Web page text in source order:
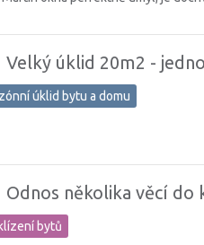
Velký úklid 20m2 -
úklid bytu a domu
Odnos několika věcí do
bytů